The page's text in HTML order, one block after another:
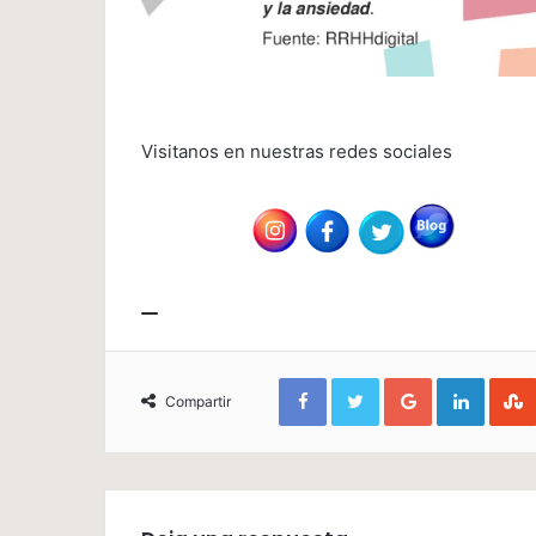
Visitanos en nuestras redes sociales
Compartir
FacebookTwitterGoogle+